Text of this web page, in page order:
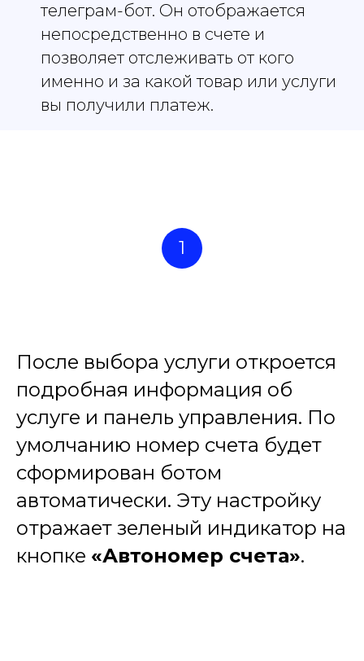
телеграм-бот. Он отображается
непосредственно в счете и
позволяет отслеживать от кого
именно и за какой товар или услуги
вы получили платеж.
1
После выбора услуги откроется
подробная информация об
услуге и панель управления. По
умолчанию номер счета будет
сформирован ботом
автоматически. Эту настройку
отражает зеленый индикатор на
кнопке «Автономер счета».